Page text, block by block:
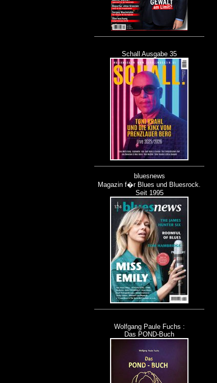
Schall Ausgabe 35
bluesnews
Magazin f�r Blues und Bluesrock.
Seit 1995
Wolfgang Paule Fuchs :
Das POND-Buch